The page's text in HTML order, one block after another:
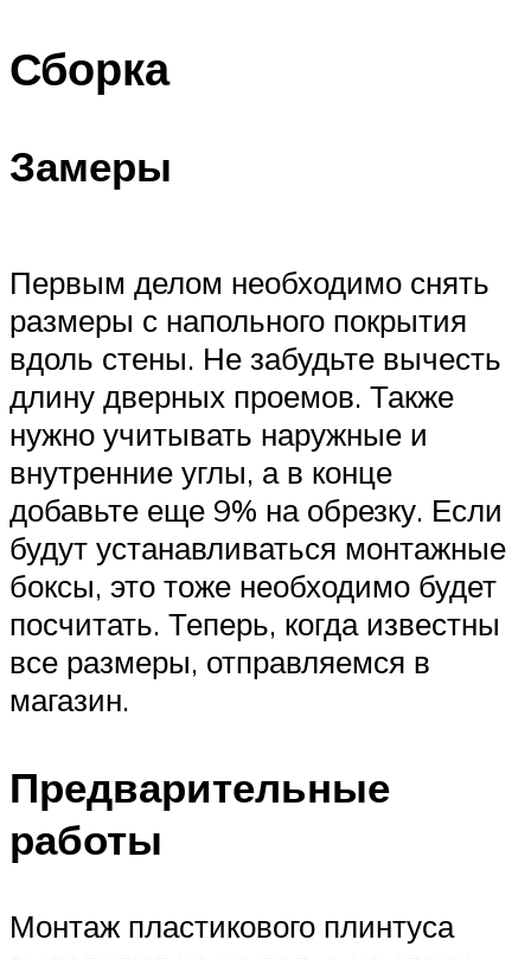
Сборка
Замеры
Первым делом необходимо снять
размеры с напольного покрытия
вдоль стены. Не забудьте вычесть
длину дверных проемов. Также
нужно учитывать наружные и
внутренние углы, а в конце
добавьте еще 9% на обрезку. Если
будут устанавливаться монтажные
боксы, это тоже необходимо будет
посчитать. Теперь, когда известны
все размеры, отправляемся в
магазин.
Предварительные
работы
Монтаж пластикового плинтуса